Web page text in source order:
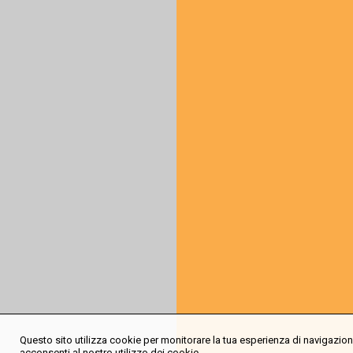
Questo sito utilizza cookie per monitorare la tua esperienza di